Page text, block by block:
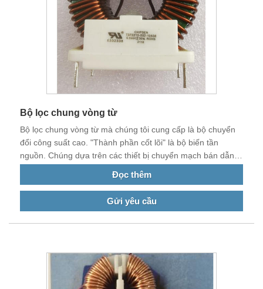
Bộ lọc chung vòng từ
Bộ lọc chung vòng từ mà chúng tôi cung cấp là bộ chuyển
đổi công suất cao. "Thành phần cốt lõi" là bộ biến tần
nguồn. Chúng dựa trên các thiết bị chuyển mạch bán dẫn,
thường là IGBT. IGBT công suất thấp hiện đại có tốc độ cao
và có thể hoạt động đáng tin cậy ở chế độ chuyển mạch
Đọc thêm
Gửi yêu cầu